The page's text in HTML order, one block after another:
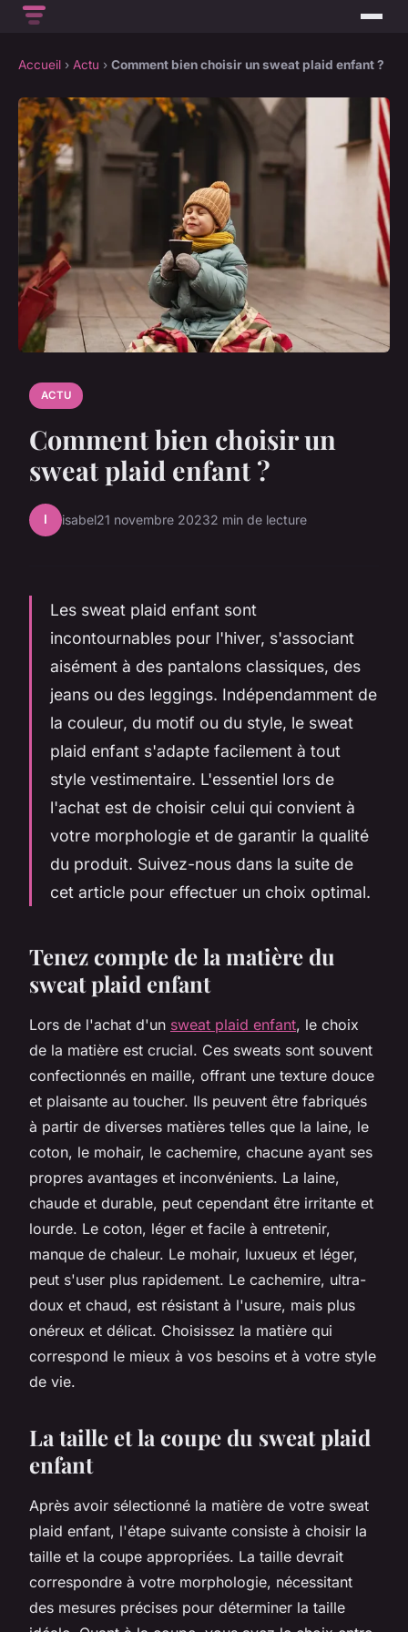
Accueil › Actu › Comment bien choisir un sweat plaid enfant ?
ACTU
Comment bien choisir un
sweat plaid enfant ?
I isabel21 novembre 20232 min de lecture
Les sweat plaid enfant sont
incontournables pour l'hiver, s'associant
aisément à des pantalons classiques, des
jeans ou des leggings. Indépendamment de
la couleur, du motif ou du style, le sweat
plaid enfant s'adapte facilement à tout
style vestimentaire. L'essentiel lors de
l'achat est de choisir celui qui convient à
votre morphologie et de garantir la qualité
du produit. Suivez-nous dans la suite de
cet article pour effectuer un choix optimal.
Tenez compte de la matière du
sweat plaid enfant
Lors de l'achat d'un sweat plaid enfant, le choix
de la matière est crucial. Ces sweats sont souvent
confectionnés en maille, offrant une texture douce
et plaisante au toucher. Ils peuvent être fabriqués
à partir de diverses matières telles que la laine, le
coton, le mohair, le cachemire, chacune ayant ses
propres avantages et inconvénients. La laine,
chaude et durable, peut cependant être irritante et
lourde. Le coton, léger et facile à entretenir,
manque de chaleur. Le mohair, luxueux et léger,
peut s'user plus rapidement. Le cachemire, ultra-
doux et chaud, est résistant à l'usure, mais plus
onéreux et délicat. Choisissez la matière qui
correspond le mieux à vos besoins et à votre style
de vie.
La taille et la coupe du sweat plaid
enfant
Après avoir sélectionné la matière de votre sweat
plaid enfant, l'étape suivante consiste à choisir la
taille et la coupe appropriées. La taille devrait
correspondre à votre morphologie, nécessitant
des mesures précises pour déterminer la taille